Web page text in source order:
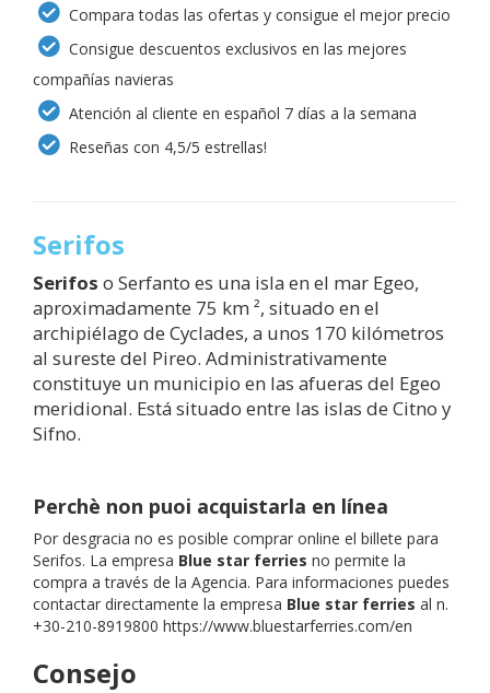
Compara todas las ofertas y consigue el mejor precio
Consigue descuentos exclusivos en las mejores
compañías navieras
Atención al cliente en español 7 días a la semana
Reseñas con 4,5/5 estrellas!
Serifos
Serifos o Serfanto es una isla en el mar Egeo,
aproximadamente 75 km ², situado en el
archipiélago de Cyclades, a unos 170 kilómetros
al sureste del Pireo. Administrativamente
constituye un municipio en las afueras del Egeo
meridional. Está situado entre las islas de Citno y
Sifno.
Perchè non puoi acquistarla en línea
Por desgracia no es posible comprar online el billete para
Serifos. La empresa Blue star ferries no permite la
compra a través de la Agencia. Para informaciones puedes
contactar directamente la empresa Blue star ferries al n.
+30-210-8919800 https://www.bluestarferries.com/en
Consejo